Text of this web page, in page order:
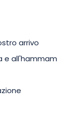
unica
distacco dalla
rifugio nel
sotto le stelle.
arrivo
e all'hammam